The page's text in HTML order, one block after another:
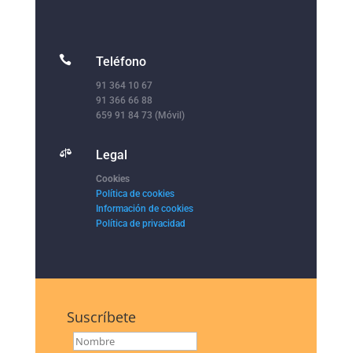
 Teléfono
91 364 10 67
91 366 66 88
659 91 84 73 (Móvil)
 Legal
Cookies
Política de cookies
Información de cookies
Política de privacidad
Suscríbete